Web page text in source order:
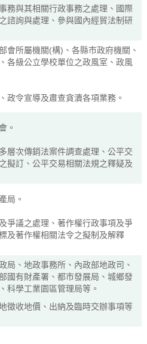
務與其相關行政事務之處理、國際
諮詢與處理、參與國內經貿法制研
會所屬機關(構)、各縣市政府機關、
各級公立學校單位之政風室、政風
政令宣導及肅查貪瀆各項業務。
。
層次傳銷法案件調查處理、公平交
擬訂、公平交易相關法規之釋疑及
局。
爭議之處理、著作權行政事項及爭
及著作權相關法令之擬制及解釋
局、地政事務所、內政部地政司、
國有財產署、都市發展局、城鄉發
科學工業園區管理局等。
徵收地價、出納及臨時交辦事項等